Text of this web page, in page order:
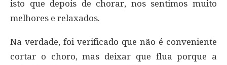
isto que depois de chorar, nos sentimos muito
melhores e relaxados.
Na verdade, foi verificado que não é conveniente
cortar o choro, mas deixar que flua porque a